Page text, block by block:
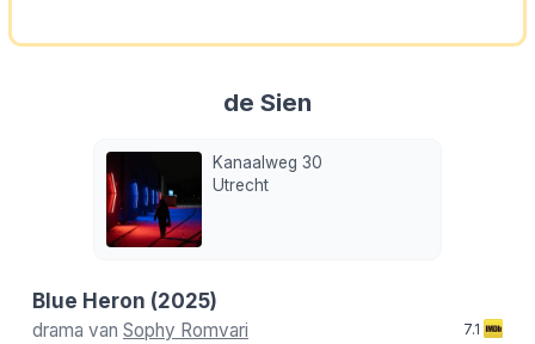
de Sien
Kanaalweg 30
Utrecht
Blue Heron (2025)
drama van Sophy Romvari 7.1